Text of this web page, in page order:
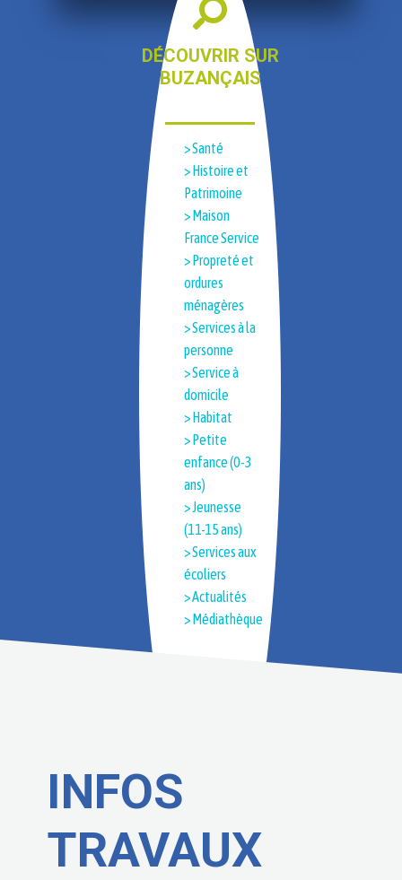
DÉCOUVRIR SUR
BUZANÇAIS
> Santé
> Histoire et
Patrimoine​
> Maison
France Service
> Propreté et
ordures
ménagères
> Services à la
personne
> Service à
domicile
> Habitat
> Petite
enfance (0-3
ans)
> Jeunesse
(11-15 ans)
> Services aux
écoliers
> Actualités
> Médiathèque
INFOS
TRAVAUX